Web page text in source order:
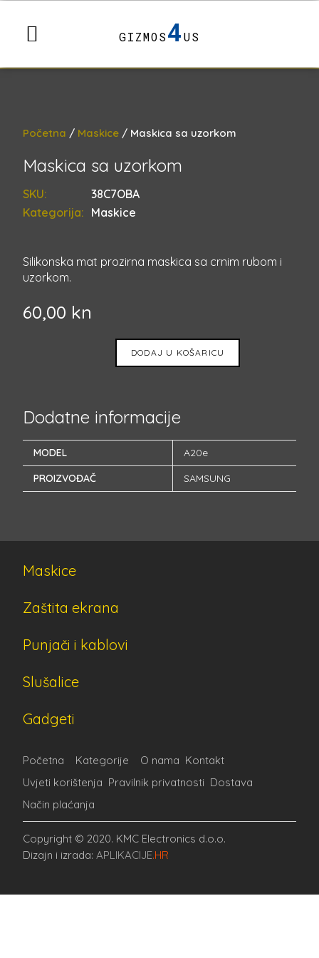
GIZMOS4US
Početna / Maskice / Maskica sa uzorkom
Maskica sa uzorkom
SKU:
38C7OBA
Kategorija: Maskice
Silikonska mat prozirna maskica sa crnim rubom i
uzorkom.
60,00 kn
DODAJ U KOŠARICU
Dodatne informacije
MODEL
A20e
PROIZVOĐAČ
SAMSUNG
Maskice
Zaštita ekrana
Punjači i kablovi
Slušalice
Gadgeti
Početna Kategorije O nama Kontakt
Uvjeti korištenja Pravilnik privatnosti Dostava
Način plaćanja
Copyright © 2020. KMC Electronics d.o.o.
Dizajn i izrada: APLIKACIJE.HR